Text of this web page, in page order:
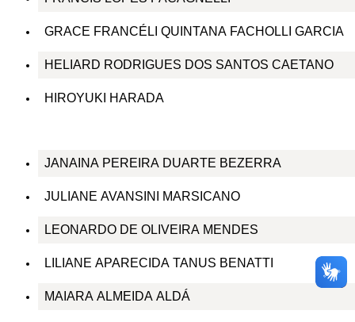
GRACE FRANCÉLI QUINTANA FACHOLLI GARCIA
HELIARD RODRIGUES DOS SANTOS CAETANO
HIROYUKI HARADA
JANAINA PEREIRA DUARTE BEZERRA
JULIANE AVANSINI MARSICANO
LEONARDO DE OLIVEIRA MENDES
LILIANE APARECIDA TANUS BENATTI
MAIARA ALMEIDA ALDÁ